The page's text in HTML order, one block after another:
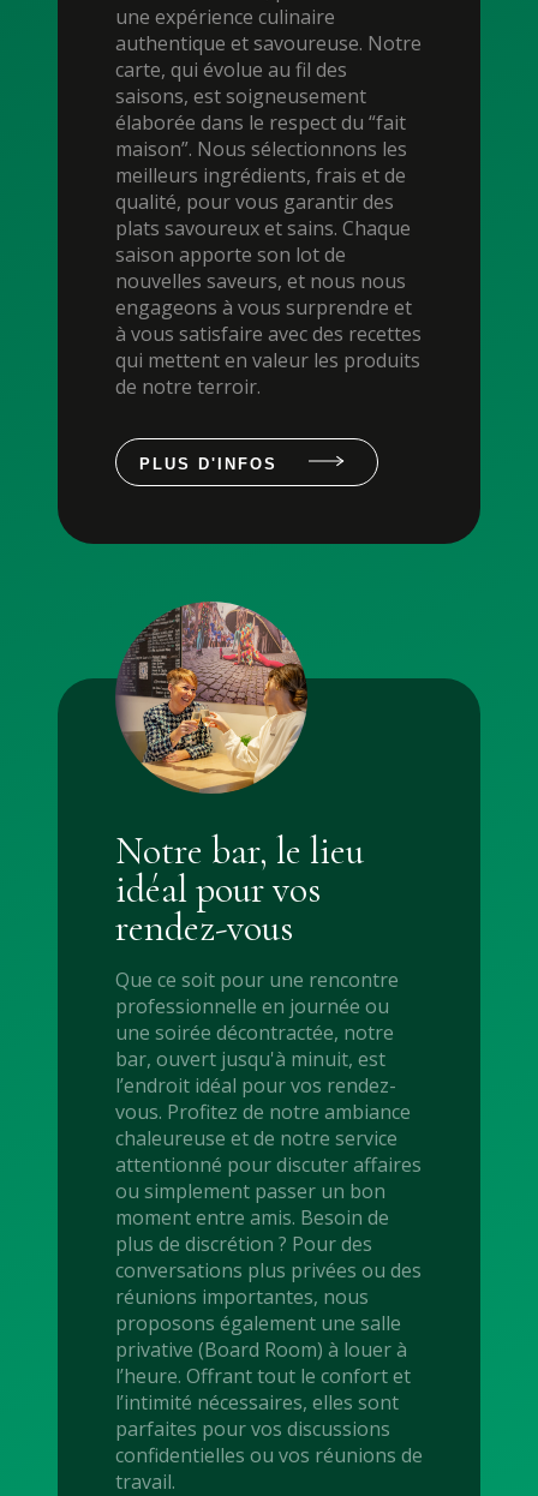
une expérience culinaire
authentique et savoureuse. Notre
carte, qui évolue au fil des
saisons, est soigneusement
élaborée dans le respect du “fait
maison”. Nous sélectionnons les
meilleurs ingrédients, frais et de
qualité, pour vous garantir des
plats savoureux et sains. Chaque
saison apporte son lot de
nouvelles saveurs, et nous nous
engageons à vous surprendre et
à vous satisfaire avec des recettes
qui mettent en valeur les produits
de notre terroir.
PLUS D'INFOS
Notre bar, le lieu
idéal pour vos
rendez-vous
Que ce soit pour une rencontre
professionnelle en journée ou
une soirée décontractée, notre
bar, ouvert jusqu'à minuit, est
l’endroit idéal pour vos rendez-
vous. Profitez de notre ambiance
chaleureuse et de notre service
attentionné pour discuter affaires
ou simplement passer un bon
moment entre amis. Besoin de
plus de discrétion ? Pour des
conversations plus privées ou des
réunions importantes, nous
proposons également une salle
privative (Board Room) à louer à
l’heure. Offrant tout le confort et
l’intimité nécessaires, elles sont
parfaites pour vos discussions
confidentielles ou vos réunions de
travail.